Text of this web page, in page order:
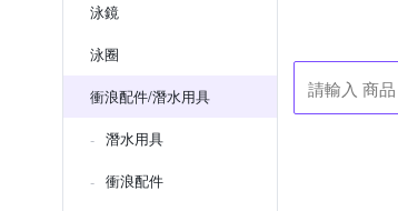
泳鏡
泳圈
衝浪配件/潛水用具
潛水用具
衝浪配件